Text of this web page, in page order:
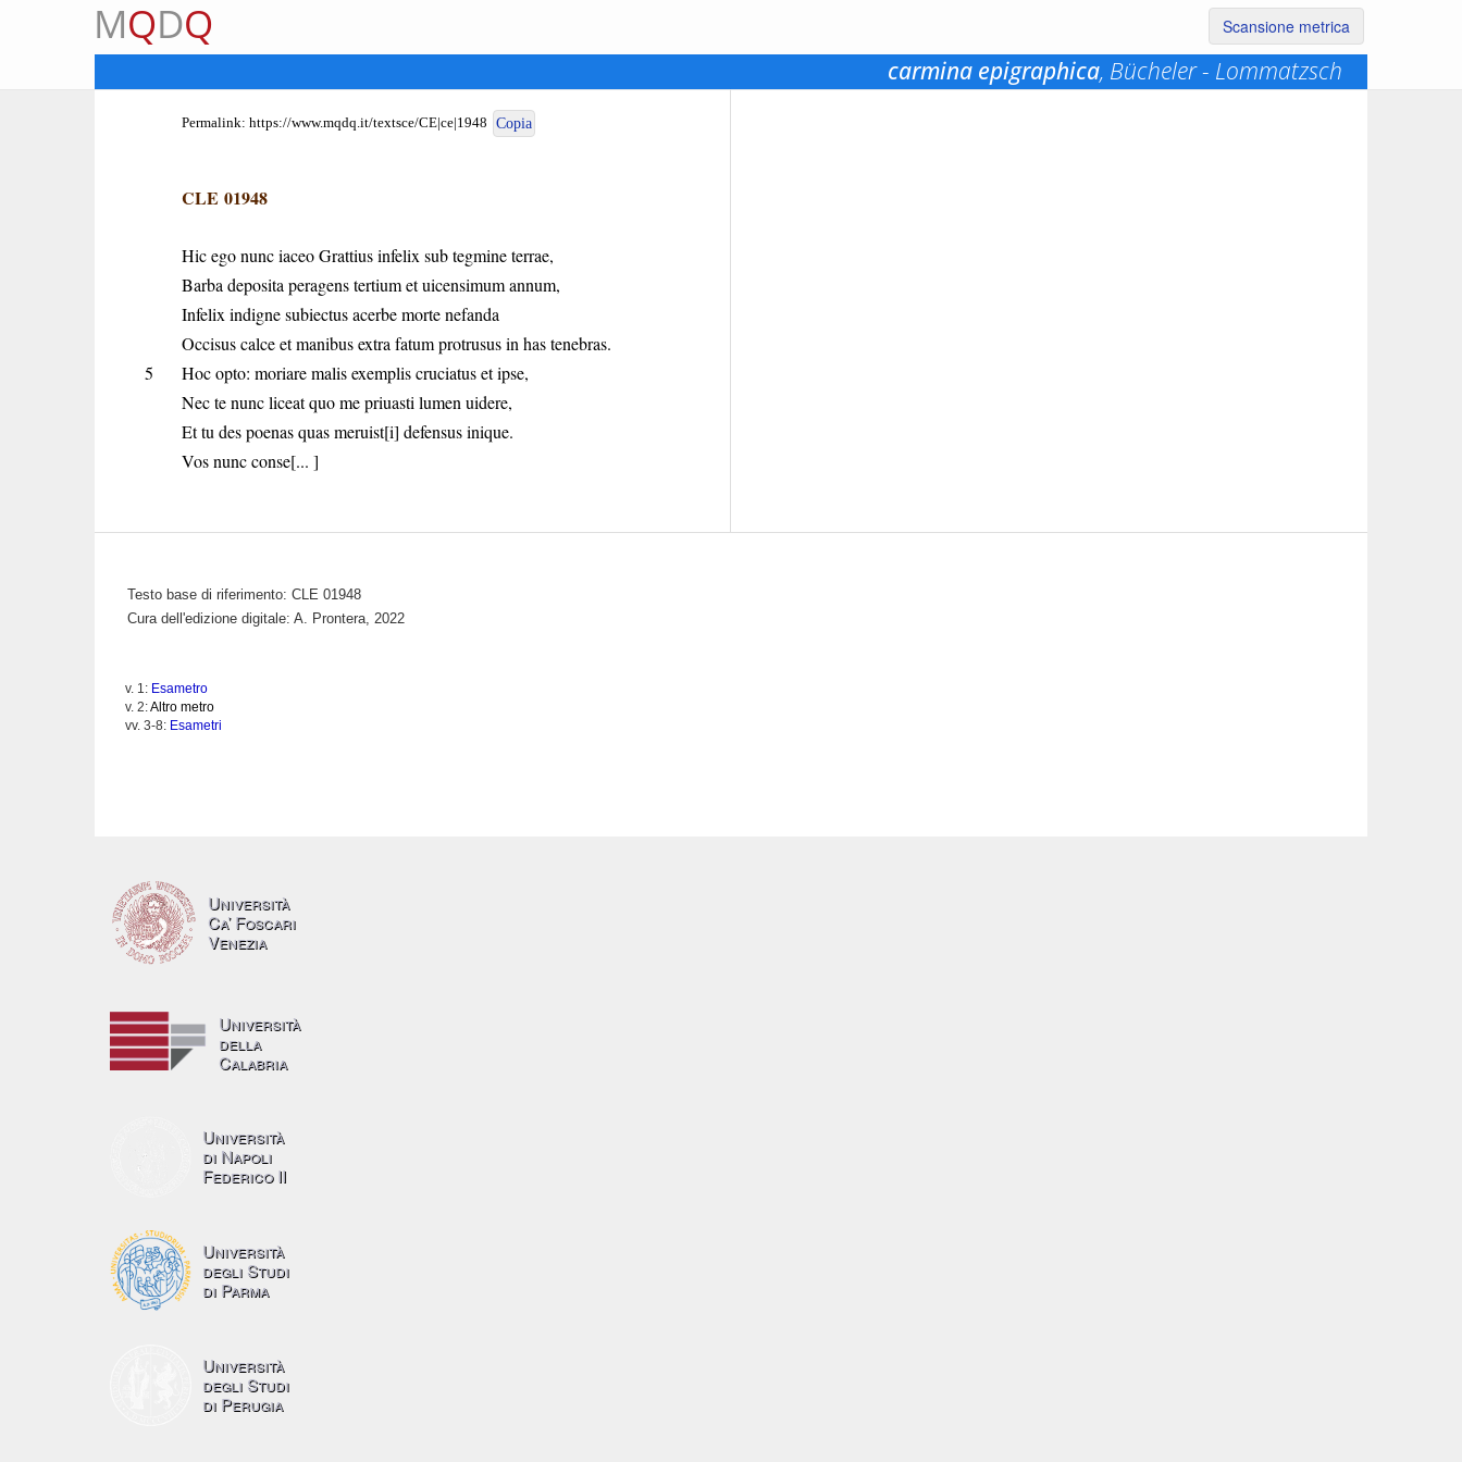
MQDQ Scansione metrica
carmina epigraphica, Bücheler - Lommatzsch
Permalink: https://www.mqdq.it/textsce/CE|ce|1948 Copia
CLE 01948
Hic ego nunc iaceo Grattius infelix sub tegmine terrae,
Barba deposita peragens tertium et uicensimum annum,
Infelix indigne subiectus acerbe morte nefanda
Occisus calce et manibus extra fatum protrusus in has tenebras.
5
Hoc opto: moriare malis exemplis cruciatus et ipse,
Nec te nunc liceat quo me priuasti lumen uidere,
Et tu des poenas quas meruist[i] defensus inique.
Vos nunc conse[... ]
Testo base di riferimento: CLE 01948
Cura dell'edizione digitale: A. Prontera, 2022
v. 1: Esametro
v. 2:Altro metro
vv. 3-8: Esametri
Università
Ca’ Foscari
Venezia
Università
della
Calabria
Università
di Napoli
Federico II
Università
degli Studi
di Parma
Università
degli Studi
di Perugia